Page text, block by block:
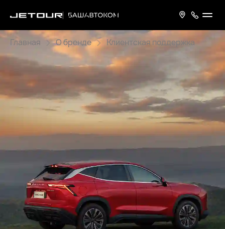
Главная О бренде Клиентская поддержка